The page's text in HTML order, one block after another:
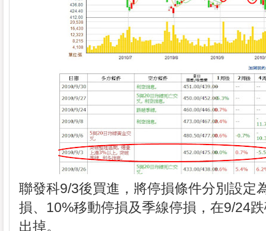
聯發科9/3後買進，將停損條件分別設定
損、10%移動停損及季線停損，在9/24
出掉。